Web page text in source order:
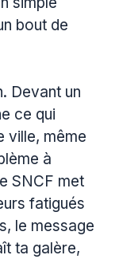
bout de
Devant un
ce qui
ville, même
à
SNCF met
fatigués
le message
ta galère,